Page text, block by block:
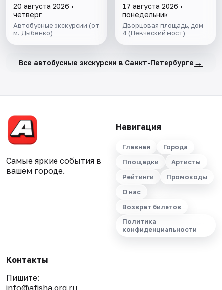
20 августа 2026 •
четверг
Автобусные экскурсии (от
м. Дыбенко)
Финского залива.
Всё включено
17 августа 2026 •
понедельник
Дворцовая площадь, дом
4 (Певческий мост)
Все автобусные экскурсии в Санкт-Петербурге →
Самые яркие события в
вашем городе.
Навигация
Главная
Города
Площадки
Артисты
Рейтинги
Промокоды
О нас
Возврат билетов
Политика
конфиденциальности
Контакты
Пишите:
info@afisha.org.ru